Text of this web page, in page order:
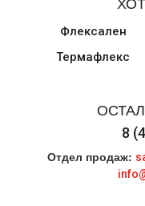
Флексален
Термафлекс
8
Отдел продаж: